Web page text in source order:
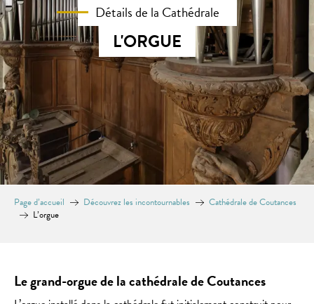
Détails de la Cathédrale
L'ORGUE
Page d’accueil Découvrez les incontournables
Cathédrale de Coutances
L’orgue
Le grand-orgue de la cathédrale de Coutances